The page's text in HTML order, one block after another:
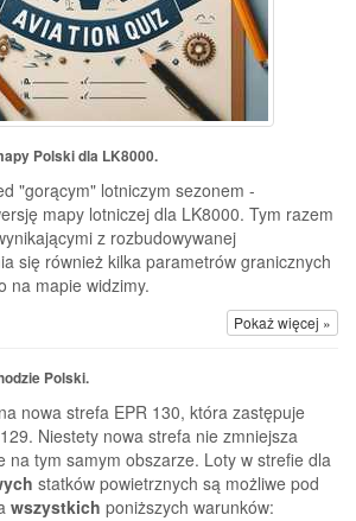
Polski dla LK8000.
"gorącym" lotniczym sezonem -
mapy lotniczej dla LK8000. Tym razem
z rozbudowywanej
się również kilka parametrów granicznych
na mapie widzimy.
Pokaż więcej »
Polski.
nowa strefa EPR 130, która zastępuje
Niestety nowa strefa nie zmniejsza
na tym samym obszarze. Loty w strefie dla
statków powietrznych są możliwe pod
wszystkich poniższych warunków: